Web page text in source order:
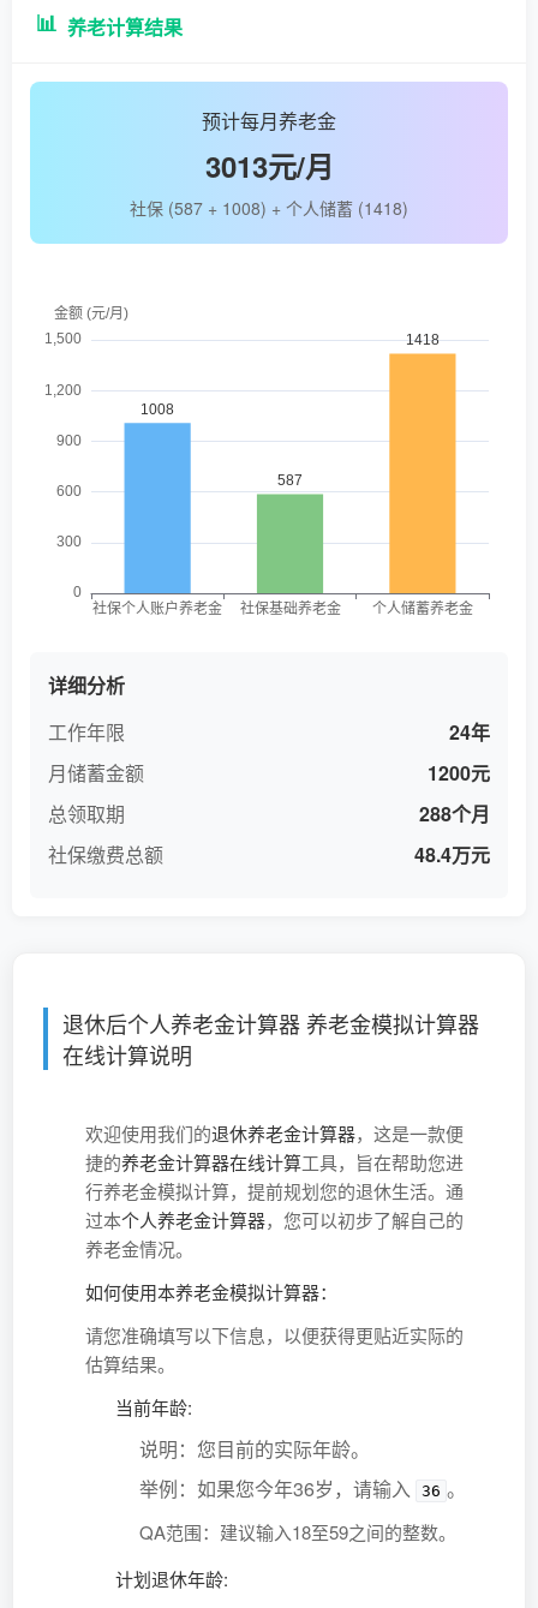
📊 养老计算结果
预计每月养老金
3013元/月
社保 (587 + 1008) + 个人储蓄 (1418)
详细分析
工作年限
24年
月储蓄金额
1200元
总领取期
288个月
社保缴费总额
48.4万元
退休后个人养老金计算器 养老金模拟计算器
在线计算说明
欢迎使用我们的退休养老金计算器，这是一款便
捷的养老金计算器在线计算工具，旨在帮助您进
行养老金模拟计算，提前规划您的退休生活。通
过本个人养老金计算器，您可以初步了解自己的
养老金情况。
如何使用本养老金模拟计算器：
请您准确填写以下信息，以便获得更贴近实际的
估算结果。
当前年龄:
说明：您目前的实际年龄。
举例：如果您今年36岁，请输入
36 。
QA范围：建议输入18至59之间的整数。
计划退休年龄: